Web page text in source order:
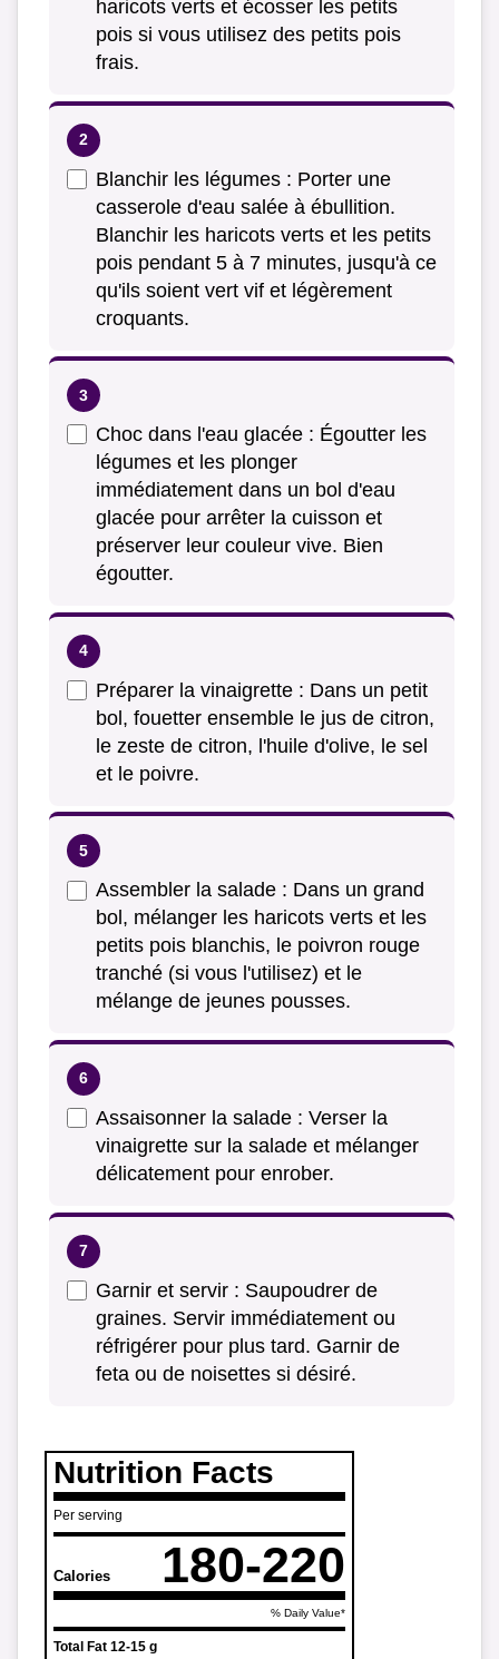
haricots verts et écosser les petits
pois si vous utilisez des petits pois
frais.
Blanchir les légumes : Porter une
casserole d'eau salée à ébullition.
Blanchir les haricots verts et les petits
pois pendant 5 à 7 minutes, jusqu'à ce
qu'ils soient vert vif et légèrement
croquants.
Choc dans l'eau glacée : Égoutter les
légumes et les plonger
immédiatement dans un bol d'eau
glacée pour arrêter la cuisson et
préserver leur couleur vive. Bien
égoutter.
Préparer la vinaigrette : Dans un petit
bol, fouetter ensemble le jus de citron,
le zeste de citron, l'huile d'olive, le sel
et le poivre.
Assembler la salade : Dans un grand
bol, mélanger les haricots verts et les
petits pois blanchis, le poivron rouge
tranché (si vous l'utilisez) et le
mélange de jeunes pousses.
Assaisonner la salade : Verser la
vinaigrette sur la salade et mélanger
délicatement pour enrober.
Garnir et servir : Saupoudrer de
graines. Servir immédiatement ou
réfrigérer pour plus tard. Garnir de
feta ou de noisettes si désiré.
Nutrition Facts
Per serving
Calories 180-220
% Daily Value*
Total Fat 12-15 g